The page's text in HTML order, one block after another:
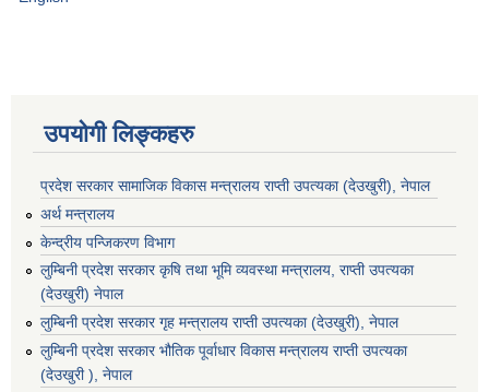
उपयोगी लिङ्कहरु
प्रदेश सरकार सामाजिक विकास मन्‍‍त्रालय राप्ती उपत्यका (देउखुरी), नेपाल
अर्थ मन्त्रालय
केन्द्रीय पन्जिकरण विभाग
लुम्बिनी प्रदेश सरकार कृषि तथा भूमि व्यवस्था मन्त्रालय, राप्ती उपत्यका
(देउखुरी) नेपाल
लुम्बिनी प्रदेश सरकार गृह मन्त्रालय राप्ती उपत्यका (देउखुरी), नेपाल
लुम्बिनी प्रदेश सरकार भौतिक पूर्वाधार विकास मन्त्रालय राप्ती उपत्यका
(देउखुरी ), नेपाल